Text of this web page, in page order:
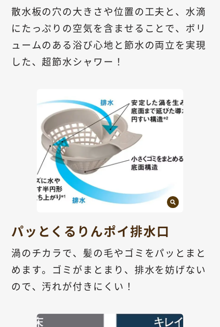
散水板の穴の大きさや位置の工夫と、水滴
にたっぷりの空気を含ませることで、ボリ
ュームのある浴び心地と節水の両立を実現
した、超節水シャワー！
パッとくるりんポイ排水口
渦のチカラで、髪の毛やゴミをパッとまと
めます。ゴミがまとまり、排水を妨げない
ので、汚れが付きにくい！